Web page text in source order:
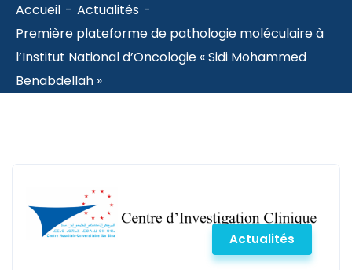
Accueil
Actualités
Première plateforme de pathologie moléculaire à
l’Institut National d’Oncologie « Sidi Mohammed
Benabdellah »
Actualités